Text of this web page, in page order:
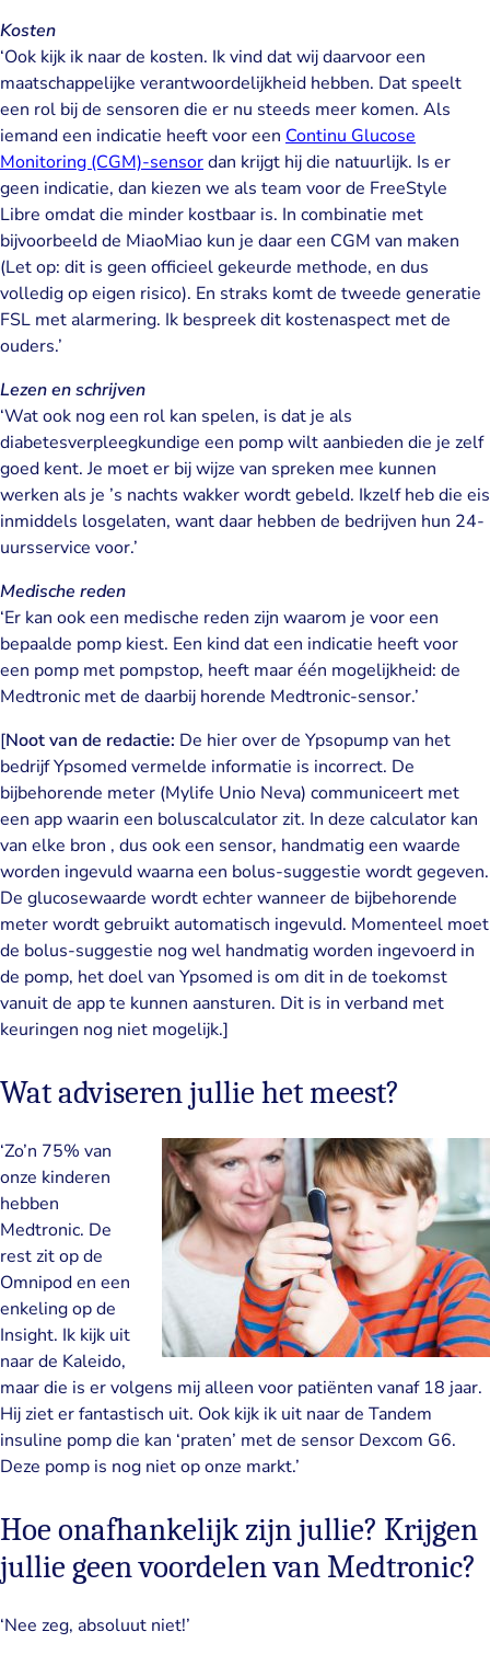
Kosten
‘Ook kijk ik naar de kosten. Ik vind dat wij daarvoor een
maatschappelijke verantwoordelijkheid hebben. Dat speelt
een rol bij de sensoren die er nu steeds meer komen. Als
iemand een indicatie heeft voor een Continu Glucose
Monitoring (CGM)-sensordan krijgt hij die natuurlijk. Is er
geen indicatie, dan kiezen we als team voor de FreeStyle
Libre omdat die minder kostbaar is. In combinatie met
bijvoorbeeld de MiaoMiao kun je daar een CGM van maken
(Let op: dit is geen officieel gekeurde methode, en dus
volledig op eigen risico). En straks komt de tweede generatie
FSL met alarmering. Ik bespreek dit kostenaspect met de
ouders.’
Lezen en schrijven
‘Wat ook nog een rol kan spelen, is dat je als
diabetesverpleegkundige een pomp wilt aanbieden die je zelf
goed kent. Je moet er bij wijze van spreken mee kunnen
werken als je ’s nachts wakker wordt gebeld. Ikzelf heb die eis
inmiddels losgelaten, want daar hebben de bedrijven hun 24-
uursservice voor.’
Medische reden
‘Er kan ook een medische reden zijn waarom je voor een
bepaalde pomp kiest. Een kind dat een indicatie heeft voor
een pomp met pompstop, heeft maar één mogelijkheid: de
Medtronic met de daarbij horende Medtronic-sensor.’
[Noot van de redactie: De hier over de Ypsopump van het
bedrijf Ypsomed vermelde informatie is incorrect. De
bijbehorende meter (Mylife Unio Neva) communiceert met
een app waarin een boluscalculator zit. In deze calculator kan
van elke bron , dus ook een sensor, handmatig een waarde
worden ingevuld waarna een bolus-suggestie wordt gegeven.
De glucosewaarde wordt echter wanneer de bijbehorende
meter wordt gebruikt automatisch ingevuld. Momenteel moet
de bolus-suggestie nog wel handmatig worden ingevoerd in
de pomp, het doel van Ypsomed is om dit in de toekomst
vanuit de app te kunnen aansturen. Dit is in verband met
keuringen nog niet mogelijk.]
Wat adviseren jullie het meest?
‘Zo’n 75% van
onze kinderen
hebben
Medtronic. De
rest zit op de
Omnipod en een
enkeling op de
Insight. Ik kijk uit
naar de Kaleido,
maar die is er volgens mij alleen voor patiënten vanaf 18 jaar.
Hij ziet er fantastisch uit. Ook kijk ik uit naar de Tandem
insuline pomp die kan ‘praten’ met de sensor Dexcom G6.
Deze pomp is nog niet op onze markt.’
Hoe onafhankelijk zijn jullie? Krijgen
jullie geen voordelen van Medtronic?
‘Nee zeg, absoluut niet!’